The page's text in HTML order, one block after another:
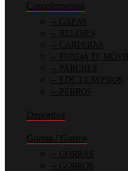
Complementos
GAFAS
RELOJES
CARTERAS
FUNDA TF MÓVIL
PARCHES
EDC LLAVEROS
PERROS
Deportiva
Gorras / Gorros
GORRAS
GORROS